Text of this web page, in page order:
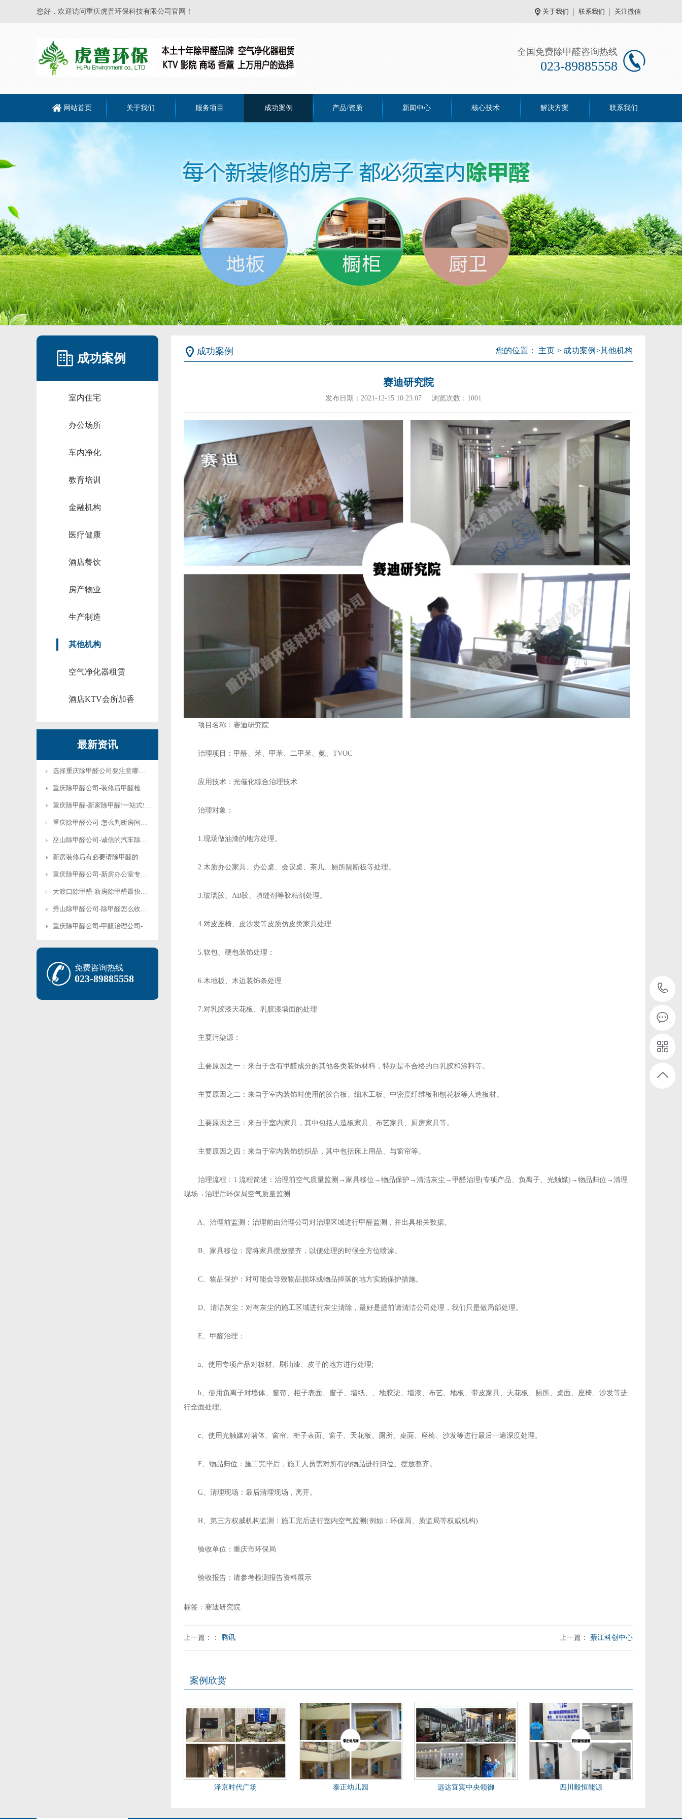
您好，欢迎访问重庆虎普环保科技有限公司官网！ 关于我们 联系我们 关注微信
全国免费除甲醛咨询热线
023-89885558
网站首页 关于我们 服务项目 成功案例 产品/资质 新闻中心 核心技术 解决方案 联系我们
成功案例
室内住宅
办公场所
车内净化
教育培训
金融机构
医疗健康
酒店餐饮
房产物业
生产制造
其他机构
空气净化器租赁
酒店KTV会所加香
最新资讯
选择重庆除甲醛公司要注意哪些问题?
重庆除甲醛公司-装修后甲醛检测治理，安全重要
重庆除甲醛-新家除甲醛!一站式!-新家快速除甲醛的办法
重庆除甲醛公司-怎么判断房间有没有甲醛-目前最好的除甲醛的方法
巫山除甲醛公司-诚信的汽车除甲醛-高效的汽车除甲醛
新房装修后有必要请除甲醛的公司吗
重庆除甲醛公司-新房办公室专业室内甲醛治理
大渡口除甲醛-新房除甲醛最快方法-除甲醛最快方法是盐还是醋
秀山除甲醛公司-除甲醛怎么收费标准-请除甲醛公司除甲醛怎么收费
重庆除甲醛公司-甲醛治理公司-专业除甲醛管用吗-专业除甲醛效果好吗
免费咨询热线
023-89885558
成功案例 您的位置： 主页 > 成功案例>其他机构
赛迪研究院
发布日期：2021-12-15 10:23:07 浏览次数： 1001
项目名称：赛迪研究院
治理项目：甲醛、苯、甲苯、二甲苯、氨、TVOC
应用技术：光催化综合治理技术
治理对象：
1.现场做油漆的地方处理。
2.木质办公家具、办公桌、会议桌、茶几、厕所隔断板等处理。
3.玻璃胶、AB胶、填缝剂等胶粘剂处理。
4.对皮座椅、皮沙发等皮质仿皮类家具处理
5.软包、硬包装饰处理：
6.木地板、木边装饰条处理
7.对乳胶漆天花板、乳胶漆墙面的处理
主要污染源：
主要原因之一：来自于含有甲醛成分的其他各类装饰材料，特别是不合格的白乳胶和涂料等。
主要原因之二：来自于室内装饰时使用的胶合板、细木工板、中密度纤维板和刨花板等人造板材。
主要原因之三：来自于室内家具，其中包括人造板家具、布艺家具、厨房家具等。
主要原因之四：来自于室内装饰纺织品，其中包括床上用品、与窗帘等。
治理流程：1.流程简述：治理前空气质量监测→家具移位→物品保护→清洁灰尘→甲醛治理(专项产品、负离子、光触媒)→物品归位→清理
现场→治理后环保局空气质量监测
A、治理前监测：治理前由治理公司对治理区域进行甲醛监测，并出具相关数据。
B、家具移位：需将家具摆放整齐，以便处理的时候全方位喷涂。
C、物品保护：对可能会导致物品损坏或物品掉落的地方实施保护措施。
D、清洁灰尘：对有灰尘的施工区域进行灰尘清除，最好是提前请清洁公司处理，我们只是做局部处理。
E、甲醛治理：
a、使用专项产品对板材、刷油漆、皮革的地方进行处理;
b、使用负离子对墙体、窗帘、柜子表面、窗子、墙纸、、地胶柒、墙漆、布艺、地板、带皮家具、天花板、厕所、桌面、座椅、沙发等进
行全面处理;
c、使用光触媒对墙体、窗帘、柜子表面、窗子、天花板、厕所、桌面、座椅、沙发等进行最后一遍深度处理。
F、物品归位：施工完毕后，施工人员需对所有的物品进行归位、摆放整齐。
G、清理现场：最后清理现场，离开。
H、第三方权威机构监测：施工完后进行室内空气监测(例如：环保局、质监局等权威机构)
验收单位：重庆市环保局
验收报告：请参考检测报告资料展示
标签：赛迪研究院
上一篇：： 腾讯 上一篇： 綦江科创中心
案例欣赏
泽京时代广场 泰正幼儿园 远达宜宾中央领御 四川毅恒能源